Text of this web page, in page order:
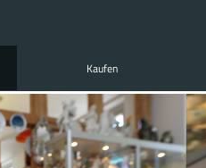
Kaufen